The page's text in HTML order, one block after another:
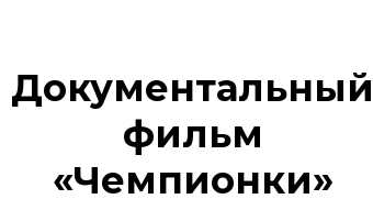
Документальный
фильм
«Чемпионки»